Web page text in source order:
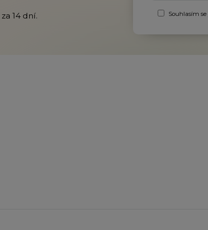
14 dní. Souhlasím se